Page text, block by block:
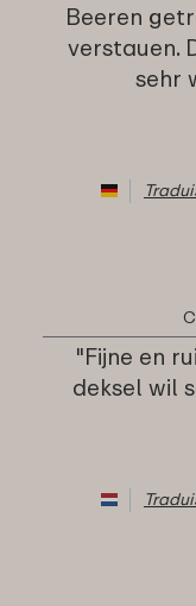
Beeren
verstauen.
sehr
"Fijne en
deksel wil